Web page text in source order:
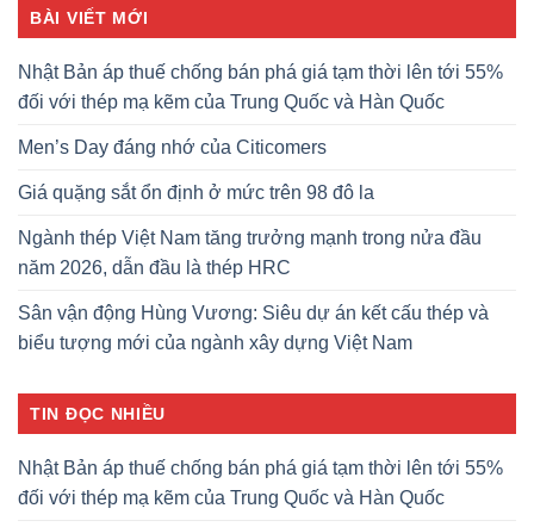
BÀI VIẾT MỚI
Nhật Bản áp thuế chống bán phá giá tạm thời lên tới 55%
đối với thép mạ kẽm của Trung Quốc và Hàn Quốc
Men’s Day đáng nhớ của Citicomers
Giá quặng sắt ổn định ở mức trên 98 đô la
Ngành thép Việt Nam tăng trưởng mạnh trong nửa đầu
năm 2026, dẫn đầu là thép HRC
Sân vận động Hùng Vương: Siêu dự án kết cấu thép và
biểu tượng mới của ngành xây dựng Việt Nam
TIN ĐỌC NHIỀU
Nhật Bản áp thuế chống bán phá giá tạm thời lên tới 55%
đối với thép mạ kẽm của Trung Quốc và Hàn Quốc